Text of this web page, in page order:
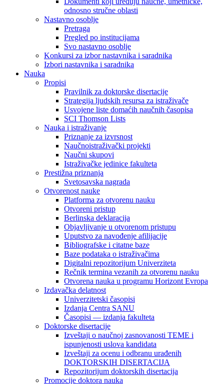
odnosno stručne oblasti
Nastavno osoblje
Pretraga
Pregled po institucijama
Svo nastavno osoblje
Konkursi za izbor nastavnika i saradnika
Izbori nastavnika i saradnika
Nauka
Propisi
Pravilnik za doktorske disertacije
Strategija ljudskih resursa za istraživače
Usvojene liste domaćih naučnih časopisa
SCI Thomson Lists
Nauka i istraživanje
Priznanje za izvrsnost
Naučnoistraživački projekti
Naučni skupovi
Istraživačke jedinice fakulteta
Prestižna priznanja
Svetosavska nagrada
Otvorenost nauke
Platforma za otvorenu nauku
Otvoreni pristup
Berlinska deklaracija
Objavljivanje u otvorenom pristupu
Uputstvo za navođenje afilijacije
Bibliografske i citatne baze
Baze podataka o istraživačima
Digitalni repozitorijum Univerziteta
Rečnik termina vezanih za otvorenu nauku
Otvorena nauka u programu Horizont Evropa
Izdavačka delatnost
Univerzitetski časopisi
Izdanja Centra SANU
Časopisi — izdanja fakulteta
Doktorske disertacije
Izveštaji o naučnoj zasnovanosti TEME i
ispunjenosti uslova kandidata
Izveštaji za ocenu i odbranu urađenih
DOKTORSKIH DISERTACIJA
Repozitorijum doktorskih disertacija
Promocije doktora nauka